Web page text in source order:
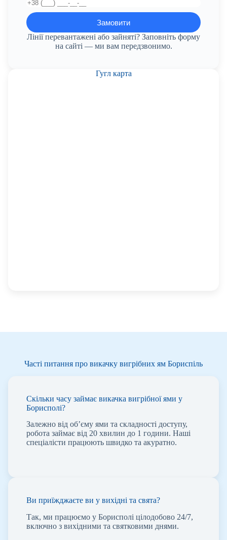
Лінії перевантажені або зайняті? Заповніть форму
на сайті — ми вам передзвонимо.
Гугл карта
Часті питання про викачку вигрібних ям Бориспіль
Скільки часу займає викачка вигрібної ями у
Борисполі?
Залежно від об’єму ями та складності доступу,
робота займає від 20 хвилин до 1 години. Наші
спеціалісти працюють швидко та акуратно.
Ви приїжджаєте ви у вихідні та свята?
Так, ми працюємо у Борисполі цілодобово 24/7,
включно з вихідними та святковими днями.